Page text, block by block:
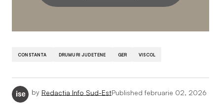
CONSTANTA DRUMURI JUDETENE GER VISCOL
by Redactia Info Sud-EstPublished februarie 02, 2026